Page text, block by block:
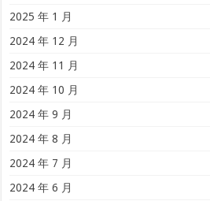
2025 年 1 月
2024 年 12 月
2024 年 11 月
2024 年 10 月
2024 年 9 月
2024 年 8 月
2024 年 7 月
2024 年 6 月